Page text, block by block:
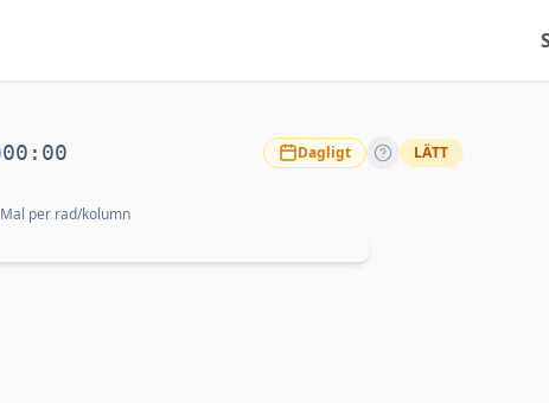
00:00 Dagligt LÄTT
Mal per rad/kolumn